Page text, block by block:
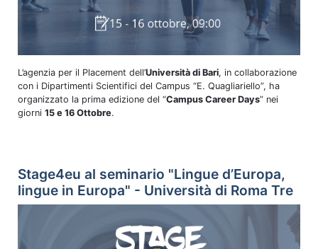
L’agenzia per il Placement dell’Università di Bari, in collaborazione
con i Dipartimenti Scientifici del Campus “E. Quagliariello”, ha
organizzato la prima edizione del “Campus Career Days” nei
giorni 15 e 16 Ottobre.
Stage4eu al seminario "Lingue d’Europa,
lingue in Europa" - Università di Roma Tre